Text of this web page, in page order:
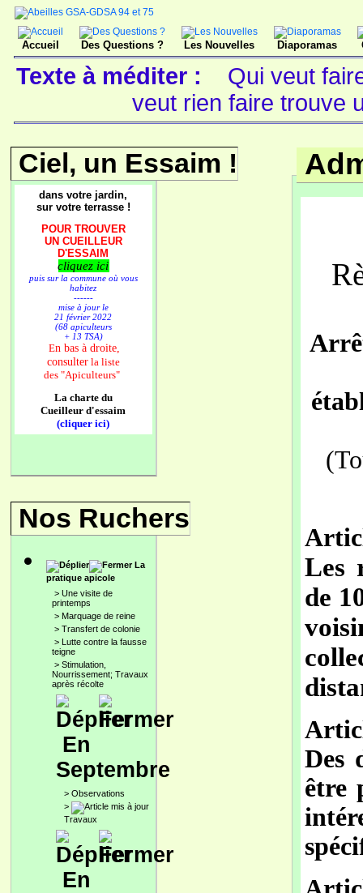
Accueil Des Questions ? Les Nouvelles Diaporamas
Texte à méditer :
Qui veut
veut rien faire trouve
Ciel, un Essaim !
dans votre jardin,
sur votre terrasse !
POUR TROUVER
UN CUEILLEUR
D'ESSAIM
cliquez ici
puis sur la commune où vous
habitez
------
mise à jour le
21 février 2022
(68 apiculteurs
+ 13 TSA)
En bas à droite,
consulter la liste
des"Apiculteurs"
La charte du
Cueilleur d'essaim
(cliquer ici)
Nos Ruchers
La
pratique apicole
> Une visite de
printemps
> Marquage de reine
> Transfert de colonie
> Lutte contre la fausse
teigne
> Stimulation,
Nourrissement; Travaux
après récolte
En
Septembre
> Observations
>
Travaux
En
Les
de
Des
être